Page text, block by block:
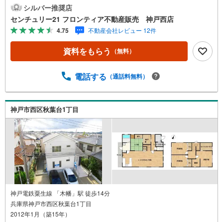
がらお料理ができますね 特徴・全居室6帖以上の広さがあ
りゆったりお使いいただけます・コンビニが近くちょっと
したお買い物に便利です・建替用地としてもご検討ただけ
ます 立地・木津小学校まで徒歩約7分・桜が丘中学校まで
徒歩約12分 弊社が選ばれる理由 1.お金の扱い方のプロ、フ
ァイナンシャルプランナーが資金計画をサポート！2.買い
の銀行と繋がりがあるため、最も低金利になるように審査
ームも弊社のリフォームプランナーがご提案！5.定期的に
ご連絡を繋ぎ、有事の際に迅速にサポートいたします弊社
は専門家同士が連携をとっているため、より多くの知見が
ございます。お気軽にお問合せください！
シルバー推奨店
センチュリー21 フロンティア不動産販売 神戸西店
4.75 不動産会社レビュー 12件
資料をもらう （無料）
電話する （通話料無料）
神戸市西区秋葉台1丁目
神戸電鉄粟生線 「木幡」駅 徒歩14分
兵庫県神戸市西区秋葉台1丁目
2012年1月（築15年）